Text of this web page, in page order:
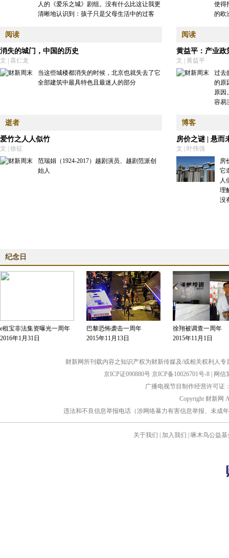
人的《爱乐之城》剧组。没有什么比这让我更
清晰地认识到：孩子只是父母生活中的过客
使得
的欧
阅读
消失的城门，中国的历史
文 | 喜仁龙
当这些城楼都消失的时候，北京也就失去了它
全部建筑中最具特色且最迷人的部分
阅读
黄益平：产业政
文 | 黄益平
过去
的原
原因
容易
逝者
爱竹之人人似竹
文 | 徐征
范瑞娟（1924-2017）越剧演员、越剧范派创
始人
博客
房价之谜 | 悬而
文 | 叶伟强
房
它
人
理
没
纪念日
e租宝非法集资曝光一周年
2016年1月31日
巴黎恐怖袭击一周年
2015年11月13日
徐翔被调查一周年
2015年11月1日
财新网所刊载内容之知识产权为财新传媒及/或相关权利人
京ICP证090880号 京ICP备10026701号-8
网信
广播电视节目制作经营许可证
Copyright 财新网
违法和不良信息举报电话（涉网络暴力有害信息举报、未成
关于我们 加入我们 啄木鸟公益